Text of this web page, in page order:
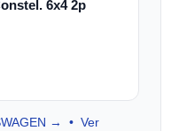
6x4 2p
→ • Ver